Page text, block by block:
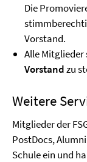
Die
Vorstand.
Alle
Vorstandzu
Weitere
Mitglieder der
PostDocs,
Schule ein und